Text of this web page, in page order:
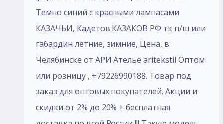
Темно синий с красными лампасами
КАЗАЧЬИ, Кадетов КАЗАКОВ РФ тк п/ш или
габардин летние, зимние, Цена, в
Челябинске от АРИ Ателье aritekstil Оптом
или розницу , +79226990188. Товар под
заказ для оптовых покупателей. Акции и
скидки от 2% до 20% + бесплатная